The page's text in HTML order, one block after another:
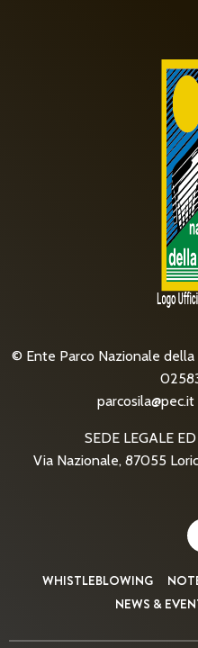
© Ente Parco Nazionale
parcosila@pec.it
SEDE LEGALE
Via Nazionale, 87055
WHISTLEBLOWING
NEWS &